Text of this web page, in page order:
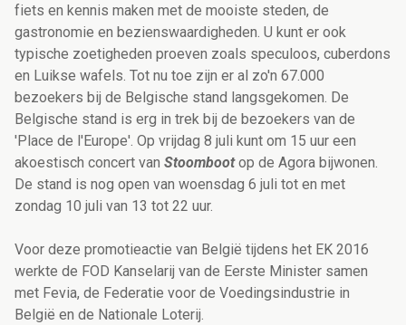
fiets en kennis maken met de mooiste steden, de
gastronomie en bezienswaardigheden. U kunt er ook
typische zoetigheden proeven zoals speculoos, cuberdons
en Luikse wafels. Tot nu toe zijn er al zo'n 67.000
bezoekers bij de Belgische stand langsgekomen. De
Belgische stand is erg in trek bij de bezoekers van de
'Place de l'Europe'. Op vrijdag 8 juli kunt om 15 uur een
akoestisch concert van Stoombootop de Agora bijwonen.
De stand is nog open van woensdag 6 juli tot en met
zondag 10 juli van 13 tot 22 uur.
Voor deze promotieactie van België tijdens het EK 2016
werkte de FOD Kanselarij van de Eerste Minister samen
met Fevia, de Federatie voor de Voedingsindustrie in
België en de Nationale Loterij.